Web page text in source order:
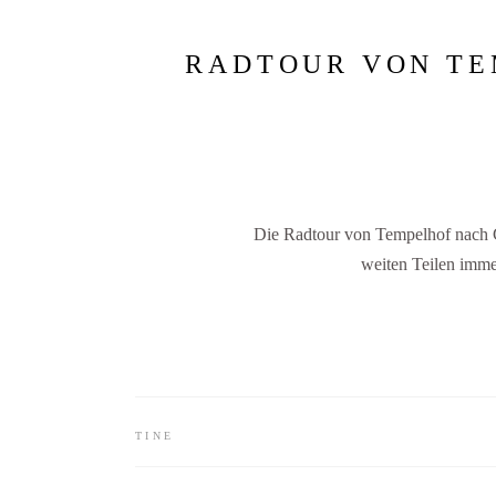
RADTOUR VON
Die Radtour von Tempelhof nach
weiten Teilen
TINE